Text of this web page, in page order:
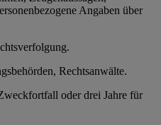
Angaben über
Rechtsanwälte.
oder drei Jahre für